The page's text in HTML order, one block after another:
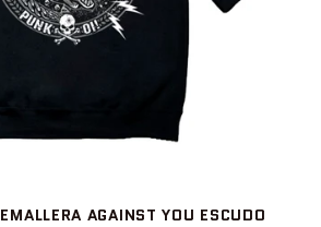
AGAINST YOU ESCUDO